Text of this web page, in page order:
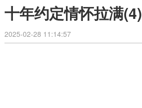
十年约定情怀拉满(4)
2025-02-28 11:14:57